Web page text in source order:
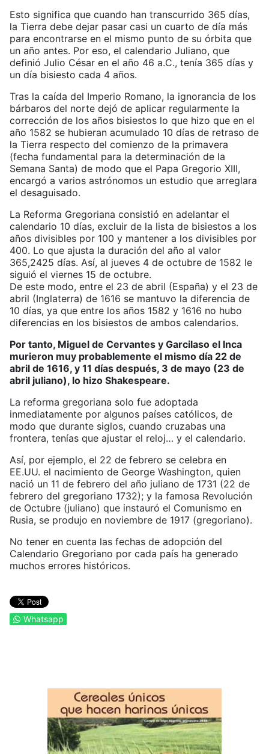
Esto significa que cuando han transcurrido 365 días,
la Tierra debe dejar pasar casi un cuarto de día más
para encontrarse en el mismo punto de su órbita que
un año antes. Por eso, el calendario Juliano, que
definió Julio César en el año 46 a.C., tenía 365 días y
un día bisiesto cada 4 años.
Tras la caída del Imperio Romano, la ignorancia de los
bárbaros del norte dejó de aplicar regularmente la
corrección de los años bisiestos lo que hizo que en el
año 1582 se hubieran acumulado 10 días de retraso de
la Tierra respecto del comienzo de la primavera
(fecha fundamental para la determinación de la
Semana Santa) de modo que el Papa Gregorio XIII,
encargó a varios astrónomos un estudio que arreglara
el desaguisado.
La Reforma Gregoriana consistió en adelantar el
calendario 10 días, excluir de la lista de bisiestos a los
años divisibles por 100 y mantener a los divisibles por
400. Lo que ajusta la duración del año al valor
365,2425 días. Así, al jueves 4 de octubre de 1582 le
siguió el viernes 15 de octubre.
De este modo, entre el 23 de abril (España) y el 23 de
abril (Inglaterra) de 1616 se mantuvo la diferencia de
10 días, ya que entre los años 1582 y 1616 no hubo
diferencias en los bisiestos de ambos calendarios.
Por tanto, Miguel de Cervantes y Garcilaso el Inca
murieron muy probablemente el mismo día 22 de
abril de 1616, y 11 días después, 3 de mayo (23 de
abril juliano), lo hizo Shakespeare.
La reforma gregoriana solo fue adoptada
inmediatamente por algunos países católicos, de
modo que durante siglos, cuando cruzabas una
frontera, tenías que ajustar el reloj… y el calendario.
Así, por ejemplo, el 22 de febrero se celebra en
EE.UU. el nacimiento de George Washington, quien
nació un 11 de febrero del año juliano de 1731 (22 de
febrero del gregoriano 1732); y la famosa Revolución
de Octubre (juliano) que instauró el Comunismo en
Rusia, se produjo en noviembre de 1917 (gregoriano).
No tener en cuenta las fechas de adopción del
Calendario Gregoriano por cada país ha generado
muchos errores históricos.
Whatsapp